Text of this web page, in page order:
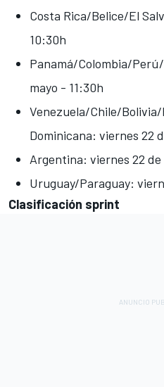
Costa Rica/Belice/El
10:30h
Panamá/Colombia/
mayo - 11:30h
Venezuela/Chile/
Dominicana: viernes 22
Argentina: viernes 22 de
Uruguay/Paraguay:
Clasificación sprint